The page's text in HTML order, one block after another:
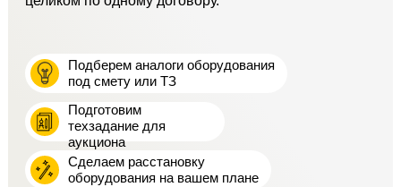
Подберем аналоги оборудования
под смету или ТЗ
Подготовим
техзадание для
аукциона
Сделаем расстановку
оборудования на вашем плане